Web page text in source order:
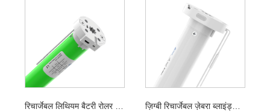
रिचार्जेबल लिथियम बैटरी रोलर ब्लाइंड मोटर ज़िग्बी रिचार्जेबल ज़ेबरा ब्लाइंड्स मोटर